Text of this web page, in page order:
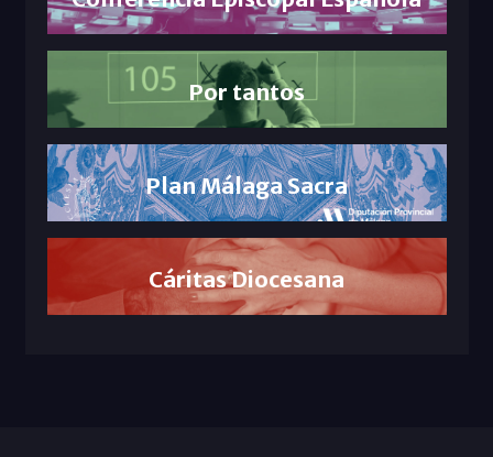
Por tantos
Plan Málaga Sacra
Cáritas Diocesana